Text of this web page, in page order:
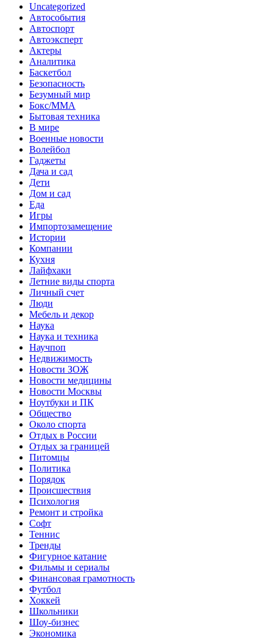
Uncategorized
Автособытия
Автоспорт
Автоэксперт
Актеры
Аналитика
Баскетбол
Безопасность
Безумный мир
Бокс/MMA
Бытовая техника
В мире
Военные новости
Волейбол
Гаджеты
Дача и сад
Дети
Дом и сад
Еда
Игры
Импортозамещение
Истории
Компании
Кухня
Лайфхаки
Летние виды спорта
Личный счет
Люди
Мебель и декор
Наука
Наука и техника
Научпоп
Недвижимость
Новости ЗОЖ
Новости медицины
Новости Москвы
Ноутбуки и ПК
Общество
Около спорта
Отдых в России
Отдых за границей
Питомцы
Политика
Порядок
Происшествия
Психология
Ремонт и стройка
Софт
Теннис
Тренды
Фигурное катание
Фильмы и сериалы
Финансовая грамотность
Футбол
Хоккей
Школьники
Шоу-бизнес
Экономика